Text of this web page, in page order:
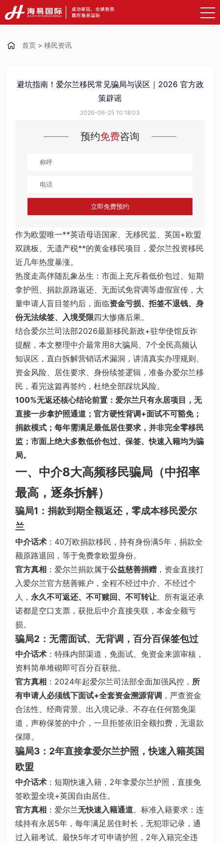
首页 > 移民资讯
避坑指南！爱尔兰移民常见骗局与误区｜2026 官方政
策辟谣
2026-06-25 10:18:03
预约免费咨询
立即免费预约
作为欧盟唯一**英语母语国家、无移民监、英国+欧盟
双跳板、无遗产税**的黄金移民项目，爱尔兰投资移民
近几年热度暴涨。
热度走高伴随乱象丛生：市面上充斥着低价包过、短期
拿护照、捐款原路返还、无面试免背调等虚假宣传，大
量申请人盲目签约后，面临资金亏损、拒签不退钱、身
份无法续签、入境受限四大惨痛后果。
结合爱尔兰司法部2026最新移民新政+驻华使馆反诈
提醒，本文整理中介最常用8大骗局、7个全民高频认
知误区，直白拆解营销话术漏洞，讲清真实办理规则、
资金风险、居住要求、身份续签逻辑，准备办爱尔兰移
民，看完这篇再签约，杜绝全部踩坑风险。
100%无返还核心结论前置：爱尔兰只有永居项目，无
直接一步拿护照通道；官方硬性背调+面试不可豁免；
捐款模式；每年需满足最低居住要求，并非完全零移民
监；市面上绝大多数低价包过、保签、快速入籍均为骗
局。
一、中介8大高频移民骗局（中招率
最高，逐条拆解）
骗局1：捐款到期全额返还，零成本移民爱尔
兰
中介话术 ：40万欧捐款移民，持有身份满5年，捐款全
额原路退回，等于免费拿欧盟身份。
官方真相 ：爱尔兰捐款属于公益慈善捐赠 ，资金直接打
入爱尔兰官方慈善账户，全程不经过中介、不经过个
人，永久不可返还、不可赎回、不可转让。所有返还承
诺都是空口支票，获批后中介直接失联，本金全额亏
损。
骗局2：无需面试、无背调，百分百保签包过
中介话术 ：特殊内部渠道，免面试、免资金来源审核，
资料简单堆砌即可百分百获批。
官方真相 ：2024年起爱尔兰司法部全面加强风控， 所
有申请人必须线下面试+全套资金溯源背调 ，严查资金
合法性、经商背景、出入境记录。不存在任何豁免渠
道，声称保签的中介，一旦拒签依旧全额扣费，无退款
保障。
骗局3：2年直接拿爱尔兰护照，快速入籍英国
欧盟
中介话术 ：短期快速入籍，2年拿爱尔兰护照，直接免
签欧盟全境+英国自由居住。
官方真相 ：爱尔兰无快速入籍通道。标准入籍要求：连
续持有永居5年，每年满足居住时长，无犯罪记录，通
过入籍考试。最快5年才可申请护照，2年入籍完全违